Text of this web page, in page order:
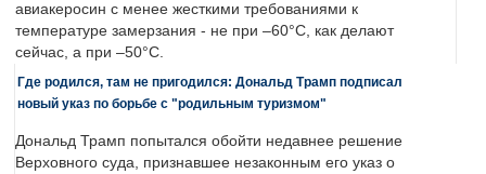
авиакеросин с менее жесткими требованиями к
температуре замерзания - не при –60°C, как делают
сейчас, а при –50°C.
Где родился, там не пригодился: Дональд Трамп подписал
новый указ по борьбе с "родильным туризмом"
Дональд Трамп попытался обойти недавнее решение
Верховного суда, признавшее незаконным его указ о